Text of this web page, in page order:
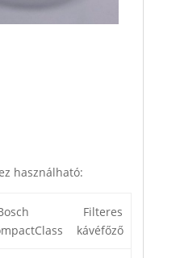
használható:
Filteres
kávéfőző